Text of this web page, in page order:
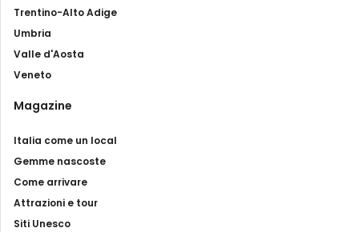
Trentino-Alto Adige
Umbria
Valle d'Aosta
Veneto
Magazine
Italia come un local
Gemme nascoste
Come arrivare
Attrazioni e tour
Siti Unesco